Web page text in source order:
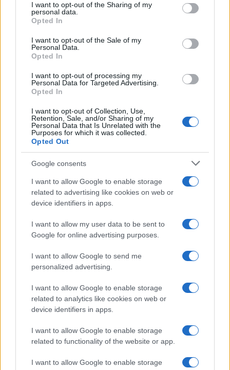
disclose it to other third parties.
Please note that this website/app uses one or more Google
services and may gather and store information including but
not limited to your visit or usage behaviour. You may click to
grant or deny consent to Google and its third-party tags to
consent section.
I want to opt-out of the Sharing of my
personal data.
Opted In
I want to opt-out of the Sale of my
Personal Data.
Opted In
I want to opt-out of processing my
Personal Data for Targeted Advertising.
Opted In
I want to opt-out of Collection, Use,
Retention, Sale, and/or Sharing of my
Personal Data that Is Unrelated with the
Purposes for which it was collected.
Opted Out
Google consents
I want to allow Google to enable storage
related to advertising like cookies on web or
device identifiers in apps.
I want to allow my user data to be sent to
Google for online advertising purposes.
I want to allow Google to send me
personalized advertising.
I want to allow Google to enable storage
related to analytics like cookies on web or
device identifiers in apps.
I want to allow Google to enable storage
related to functionality of the website or app.
I want to allow Google to enable storage